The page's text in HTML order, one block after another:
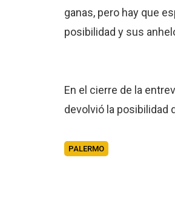
ganas, pero hay que
posibilidad y sus
En el cierre de la
devolvió la posibilidad
PALERMO